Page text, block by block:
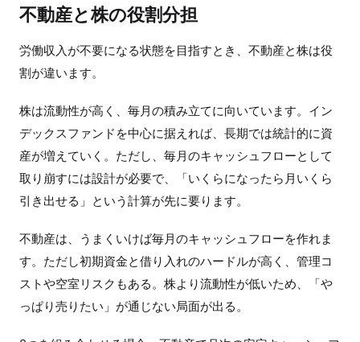
不動産と株の役割分担
労働収入が不要になる状態を目指すとき、不動産と株は役
割が違います。
株は流動性が高く、毎月の積み立てに向いています。イン
デックスファンドを中心に据えれば、長期では統計的に資
産が増えていく。ただし、毎月のキャッシュフローとして
取り崩すには設計が必要で、「いくらになったら月いくら
引き出せる」という計算が先に要ります。
不動産は、うまくいけば毎月のキャッシュフローを作れま
す。ただし初期資金と借り入れのハードルが高く、管理コ
ストや空室リスクもある。株より流動性が低いため、「や
っぱり売りたい」が通じない局面が出る。